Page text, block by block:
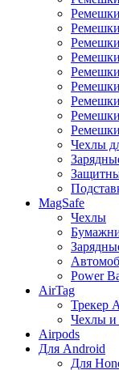
Чехлы
MagSafe
Чехлы
Power
AirTag
Трекер
Чехлы и
Airpods
Для Android
Для